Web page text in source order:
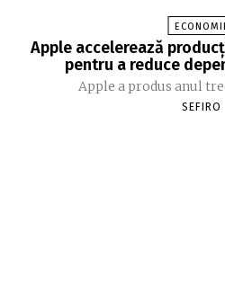
Apple accelerează
pentru a reduce
Apple a produs anul
SEFIRO